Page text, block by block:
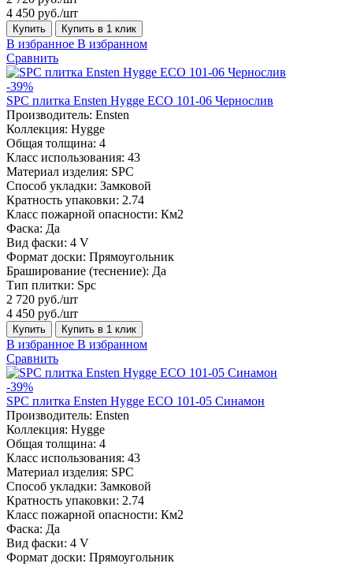
4 450 руб./шт
Купить Купить в 1 клик
В избранное В избранном
Сравнить
-39%
SPC плитка Ensten Hygge ECO 101-06 Чернослив
Производитель: Ensten
Коллекция: Hygge
Общая толщина: 4
Класс использования: 43
Материал изделия: SPC
Способ укладки: Замковой
Кратность упаковки: 2.74
Класс пожарной опасности: Км2
Фаска: Да
Вид фаски: 4 V
Формат доски: Прямоугольник
Браширование (теснение): Да
Тип плитки: Spc
2 720 руб./шт
4 450 руб./шт
Купить Купить в 1 клик
В избранное В избранном
Сравнить
-39%
SPC плитка Ensten Hygge ECO 101-05 Синамон
Производитель: Ensten
Коллекция: Hygge
Общая толщина: 4
Класс использования: 43
Материал изделия: SPC
Способ укладки: Замковой
Кратность упаковки: 2.74
Класс пожарной опасности: Км2
Фаска: Да
Вид фаски: 4 V
Формат доски: Прямоугольник